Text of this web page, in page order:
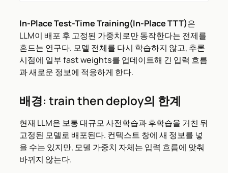
In-Place Test-Time Training(In-Place TTT)은
LLM이 배포 후 고정된 가중치로만 동작한다는 전제를
흔드는 연구다. 모델 전체를 다시 학습하지 않고, 추론
시점에 일부 fast weights를 업데이트해 긴 입력 흐름
과 새로운 정보에 적응하게 한다.
배경: train then deploy의 한계
현재 LLM은 보통 대규모 사전학습과 후학습을 거친 뒤
고정된 모델로 배포된다. 컨텍스트 창에 새 정보를 넣
을 수는 있지만, 모델 가중치 자체는 입력 흐름에 맞춰
바뀌지 않는다.